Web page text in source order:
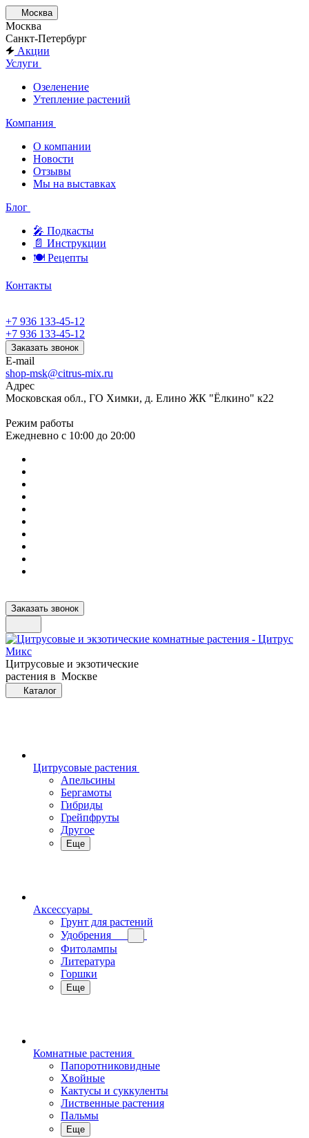
Москва
Москва
Санкт-Петербург
Акции
Услуги
Озеленение
Утепление растений
Компания
О компании
Новости
Отзывы
Мы на выставках
Блог
🎤︎︎ Подкасты
📄 Инструкции
🍽 Рецепты
Контакты
+7 936 133-45-12
+7 936 133-45-12
Заказать звонок
E-mail
shop-msk@citrus-mix.ru
Адрес
Московская обл., ГО Химки, д. Елино ЖК "Ёлкино" к22
Режим работы
Ежедневно с 10:00 до 20:00
Заказать звонок
Цитрусовые и экзотические
растения в Москве
Каталог
Цитрусовые растения
Апельсины
Бергамоты
Гибриды
Грейпфруты
Другое
Еще
Аксессуары
Грунт для растений
Удобрения
Фитолампы
Литература
Горшки
Еще
Комнатные растения
Папоротниковидные
Хвойные
Кактусы и суккуленты
Лиственные растения
Пальмы
Еще